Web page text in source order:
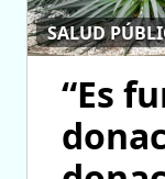
SALUD
“Es